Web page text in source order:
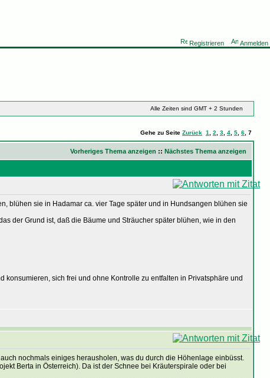
Registrieren Anmelden
Alle Zeiten sind GMT + 2 Stunden
Gehe zu Seite Zurück 1 2 3, 4, 5, 6, 7
Vorheriges Thema anzeigen :: Nächstes Thema anzeigen
blühen sie in Hadamar ca. vier Tage später und in Hundsangen blühen sie
der Grund ist, daß die Bäume und Sträucher später blühen, wie in den
sich frei und ohne Kontrolle zu entfalten in Privatsphäre und
nochmals einiges herausholen, was du durch die Höhenlage einbüsst.
Berta in Österreich). Da ist der Schnee bei Kräuterspirale oder bei